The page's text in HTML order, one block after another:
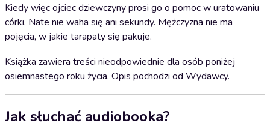
Kiedy więc ojciec dziewczyny prosi go o pomoc w uratowaniu
córki, Nate nie waha się ani sekundy. Mężczyzna nie ma
pojęcia, w jakie tarapaty się pakuje.
Książka zawiera treści nieodpowiednie dla osób poniżej
osiemnastego roku życia. Opis pochodzi od Wydawcy.
Jak słuchać audiobooka?